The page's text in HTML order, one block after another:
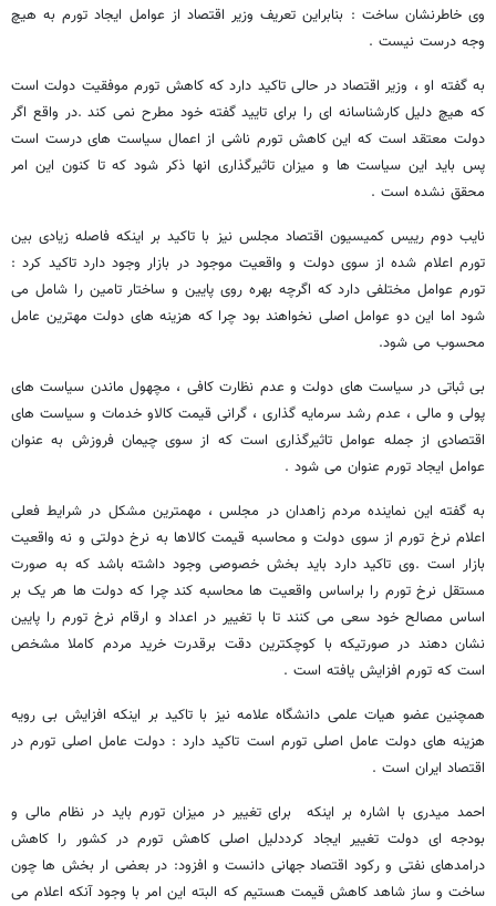
وی خاطرنشان ساخت : بنابراین تعریف وزیر اقتصاد از عوامل ایجاد تورم به هیچ
وجه درست نیست .
به گفته او ، وزیر اقتصاد در حالی تاکید دارد که کاهش تورم موفقیت دولت است
که هیچ دلیل کارشناسانه ای را برای تایید گفته خود مطرح نمی کند .در واقع اگر
دولت معتقد است که این کاهش تورم ناشی از اعمال سیاست های درست است
پس باید این سیاست ها و میزان تاثیرگذاری انها ذکر شود که تا کنون این امر
محقق نشده است .
نایب دوم رییس کمیسیون اقتصاد مجلس نیز با تاکید بر اینکه فاصله زیادی بین
تورم اعلام شده از سوی دولت و واقعیت موجود در بازار وجود دارد تاکید کرد :
تورم عوامل مختلفی دارد که اگرچه بهره روی پایین و ساختار تامین را شامل می
شود اما این دو عوامل اصلی نخواهند بود چرا که هزینه های دولت مهترین عامل
محسوب می شود.
بی ثباتی در سیاست های دولت و عدم نظارت کافی ، مچهول ماندن سیاست های
پولی و مالی ، عدم رشد سرمایه گذاری ، گرانی قیمت کالاو خدمات و سیاست های
اقتصادی از جمله عوامل تاثیرگذاری است که از سوی چیمان فروزش به عنوان
عوامل ایجاد تورم عنوان می شود .
به گفته این نماینده مردم زاهدان در مجلس ، مهمترین مشکل در شرایط فعلی
اعلام نرخ تورم از سوی دولت و محاسبه قیمت کالاها به نرخ دولتی و نه واقعیت
بازار است .وی تاکید دارد باید بخش خصوصی وجود داشته باشد که به صورت
مستقل نرخ تورم را براساس واقعیت ها محاسبه کند چرا که دولت ها هر یک بر
اساس مصالح خود سعی می کنند تا با تغییر در اعداد و ارقام نرخ تورم را پایین
نشان دهند در صورتیکه با کوچکترین دقت برقدرت خرید مردم کاملا مشخص
است که تورم افزایش یافته است .
همچنین عضو هیات علمی دانشگاه علامه نیز با تاکید بر اینکه افزایش بی رویه
هزینه های دولت عامل اصلی تورم است تاکید دارد : دولت عامل اصلی تورم در
اقتصاد ایران است .
احمد میدری با اشاره بر اینکه برای تغییر در میزان تورم باید در نظام مالی و
بودجه ای دولت تغییر ایجاد کرددلیل اصلی کاهش تورم در کشور را کاهش
درامدهای نفتی و رکود اقتصاد جهانی دانست و افزود: در بعضی ار بخش ها چون
ساخت و ساز شاهد کاهش قیمت هستیم که البته این امر با وجود آنکه اعلام می